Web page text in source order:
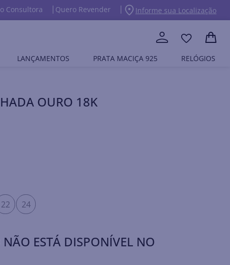
Consultora Quero Revender Informe sua Localização
LANÇAMENTOS PRATA MACIÇA 925 RELÓGIOS
OURO 18K
22 24
NÃO ESTÁ DISPONÍVEL NO